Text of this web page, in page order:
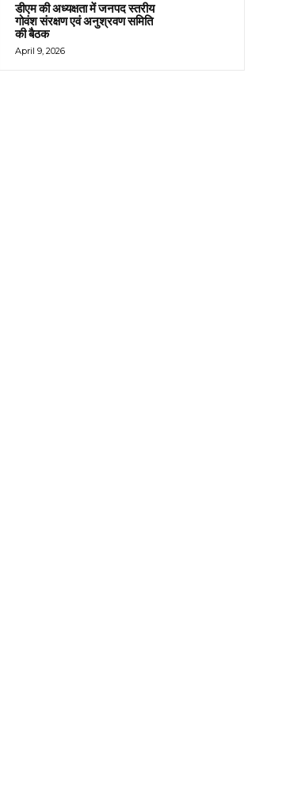
डीएम की अध्यक्षता में जनपद स्तरीय
गोवंश संरक्षण एवं अनुश्रवण समिति
की बैठक
April 9, 2026